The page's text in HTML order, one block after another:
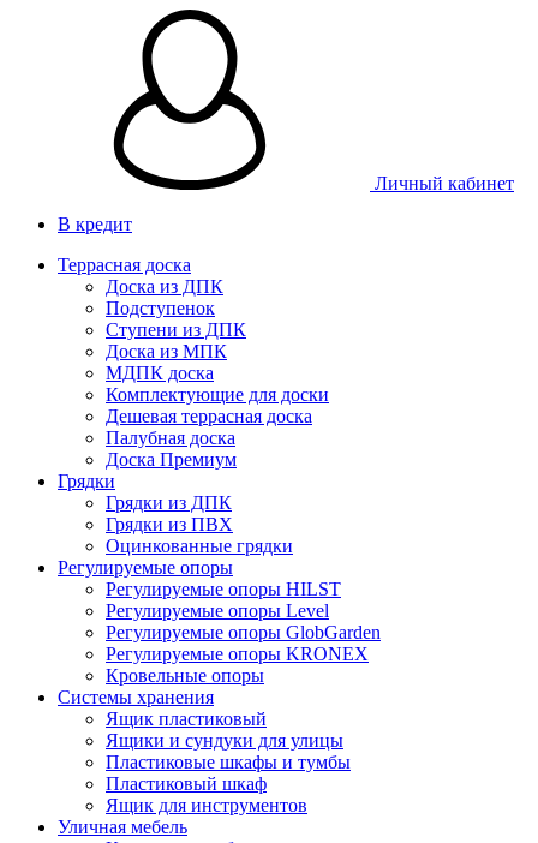
Личный кабинет
В кредит
Террасная доска
Доска из ДПК
Подступенок
Ступени из ДПК
Доска из МПК
МДПК доска
Комплектующие для доски
Дешевая террасная доска
Палубная доска
Доска Премиум
Грядки
Грядки из ДПК
Грядки из ПВХ
Оцинкованные грядки
Регулируемые опоры
Регулируемые опоры HILST
Регулируемые опоры Level
Регулируемые опоры GlobGarden
Регулируемые опоры KRONEX
Кровельные опоры
Системы хранения
Ящик пластиковый
Ящики и сундуки для улицы
Пластиковые шкафы и тумбы
Пластиковый шкаф
Ящик для инструментов
Уличная мебель